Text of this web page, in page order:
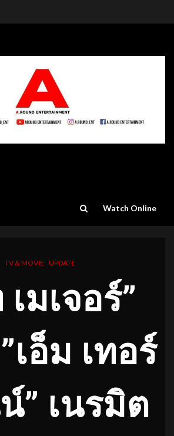
Watch Online
TV & MOVIE UPDATE
เมเจอร์”
เอ็ม เทอร์
” เนรมิต